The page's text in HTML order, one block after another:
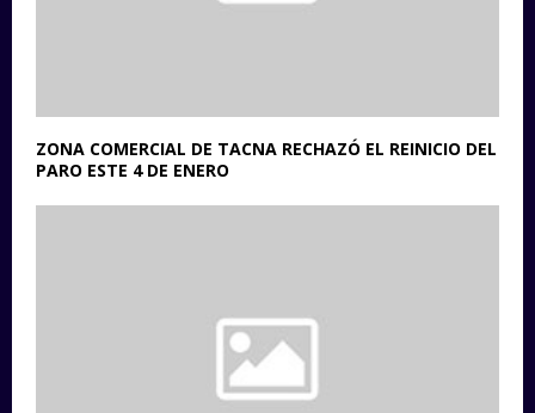
ZONA COMERCIAL DE TACNA RECHAZÓ EL REINICIO DEL
PARO ESTE 4 DE ENERO